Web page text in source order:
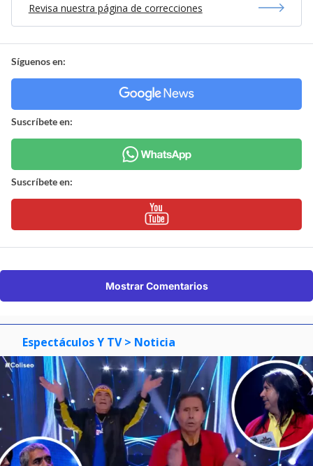
Revisa nuestra página de correcciones
Síguenos en:
Suscríbete en:
Suscríbete en:
Mostrar Comentarios
Espectáculos Y TV > Noticia